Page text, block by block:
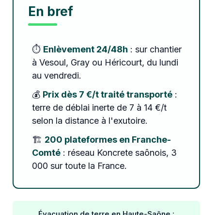
En bref
⏱️ Enlèvement 24/48h : sur chantier
à Vesoul, Gray ou Héricourt, du lundi
au vendredi.
💰 Prix dès 7 €/t traité transporté:
terre de déblai inerte de 7 à 14 €/t
selon la distance à l'exutoire.
🏗️ 200 plateformes en Franche-
Comté: réseau Koncrete saônois, 3
000 sur toute la France.